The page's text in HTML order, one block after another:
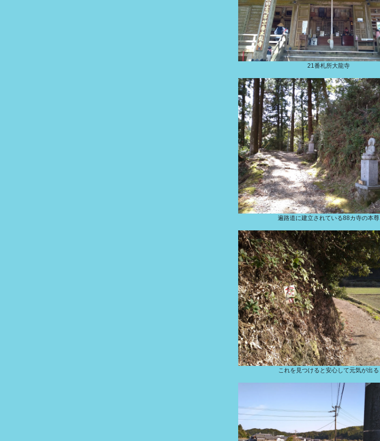
21番札所大龍寺
遍路道に建立されている88カ寺の本尊
これを見つけると安心して元気が出る